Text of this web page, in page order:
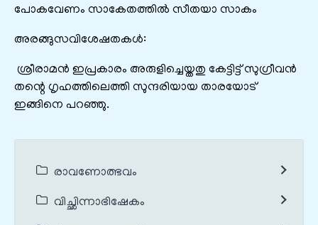
പോകവേണം സാകേതത്തിൽ സീതയാ സാകം
അരങ്ങുസവിശേഷതകൾ:
ശ്രീരാമൻ ഇപ്രകാരം അരുളിച്ചെയ്തതു കേട്ടിട്ട് സുഗ്രീവൻ
തന്റെ ഗൃഹത്തിലെത്തി സുന്ദരിയായ താരയോട്
ഇങ്ങിനെ പറഞ്ഞു.
രാവണോത്ഭവം
വിച്ഛിന്നാഭിഷേകം